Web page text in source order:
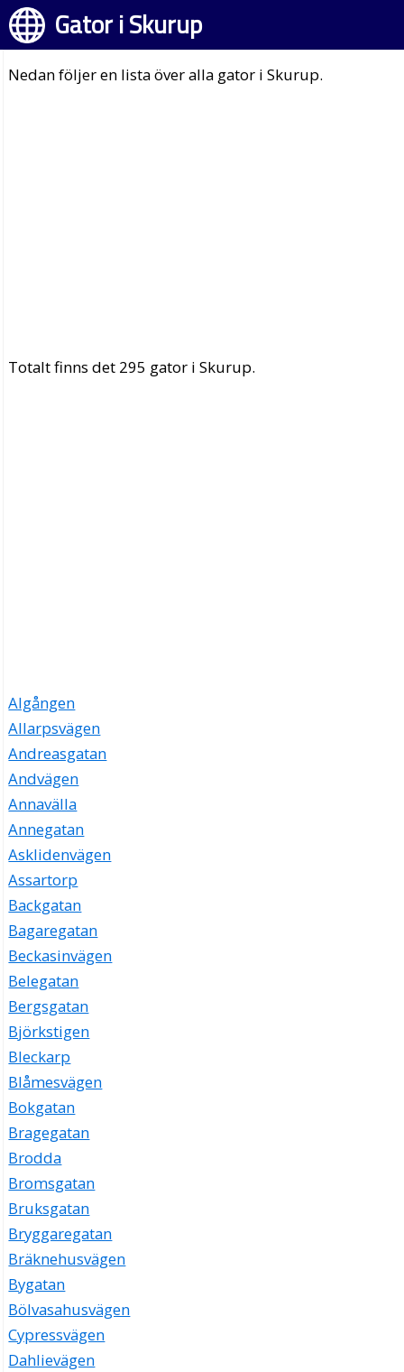
Gator i Skurup
Nedan följer en lista över alla gator i Skurup.
Totalt finns det 295 gator i Skurup.
Algången
Allarpsvägen
Andreasgatan
Andvägen
Annavälla
Annegatan
Asklidenvägen
Assartorp
Backgatan
Bagaregatan
Beckasinvägen
Belegatan
Bergsgatan
Björkstigen
Bleckarp
Blåmesvägen
Bokgatan
Bragegatan
Brodda
Bromsgatan
Bruksgatan
Bryggaregatan
Bräknehusvägen
Bygatan
Bölvasahusvägen
Cypressvägen
Dahlievägen